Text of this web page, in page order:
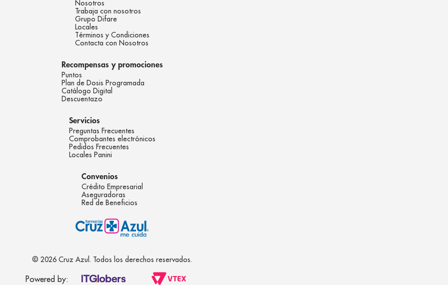
Nosotros
Trabaja con nosotros
Grupo Difare
Locales
Términos y Condiciones
Contacta con Nosotros
Recompensas y promociones
Puntos
Plan de Dosis Programada
Catálogo Digital
Descuentazo
Servicios
Preguntas Frecuentes
Comprobantes electrónicos
Pedidos Frecuentes
Locales Panini
Convenios
Crédito Empresarial
Aseguradoras
Red de Beneficios
© 2026 Cruz Azul. Todos los derechos reservados.
Powered by: